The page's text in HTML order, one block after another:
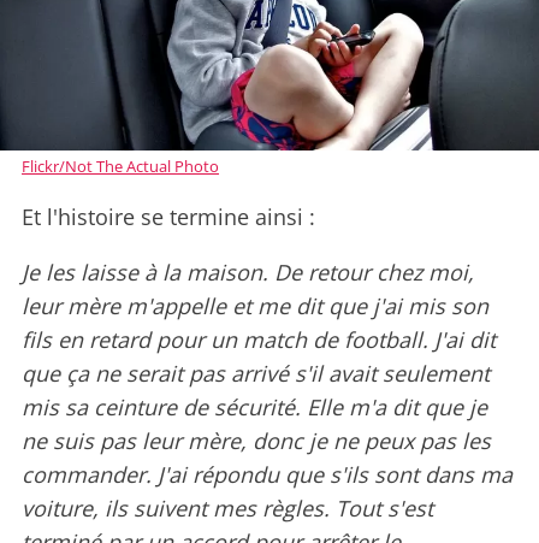
Flickr/Not The Actual Photo
Et l'histoire se termine ainsi :
Je les laisse à la maison. De retour chez moi,
leur mère m'appelle et me dit que j'ai mis son
fils en retard pour un match de football. J'ai dit
que ça ne serait pas arrivé s'il avait seulement
mis sa ceinture de sécurité. Elle m'a dit que je
ne suis pas leur mère, donc je ne peux pas les
commander. J'ai répondu que s'ils sont dans ma
voiture, ils suivent mes règles. Tout s'est